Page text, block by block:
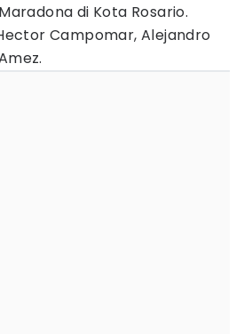
di Kota Rosario.
Campomar, Alejandro